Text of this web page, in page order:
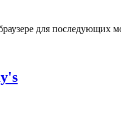
для последующих